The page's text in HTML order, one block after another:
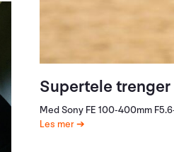
Supertele
Med Sony FE 100-400mm
Les mer